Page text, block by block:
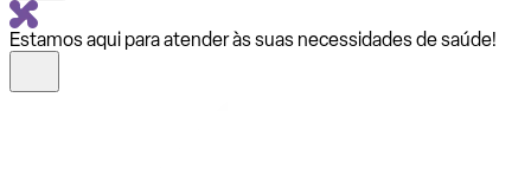
Estamos aqui para atender às suas necessidades de saúde!